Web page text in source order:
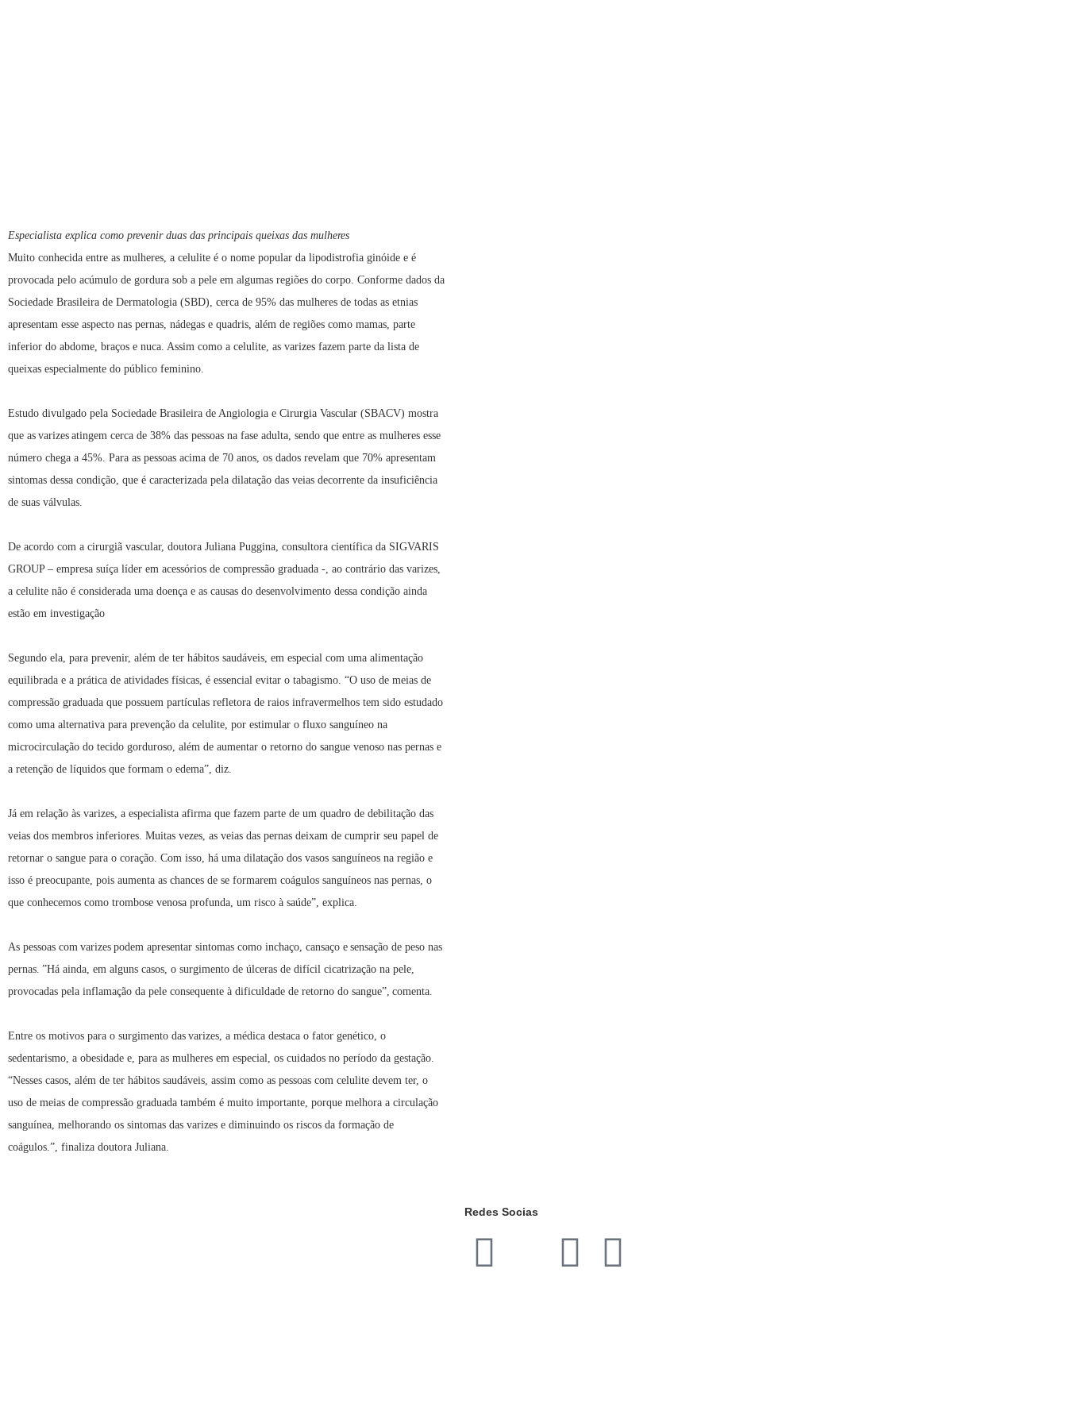
Especialista explica como prevenir duas das principais queixas das mulheres
Muito conhecida entre as mulheres, a celulite é o nome popular da lipodistrofia ginóide e é
provocada pelo acúmulo de gordura sob a pele em algumas regiões do corpo. Conforme dados da
Sociedade Brasileira de Dermatologia (SBD), cerca de 95% das mulheres de todas as etnias
apresentam esse aspecto nas pernas, nádegas e quadris, além de regiões como mamas, parte
inferior do abdome, braços e nuca. Assim como a celulite, as varizes fazem parte da lista de
queixas especialmente do público feminino.
Estudo divulgado pela Sociedade Brasileira de Angiologia e Cirurgia Vascular (SBACV) mostra
que as varizes atingem cerca de 38% das pessoas na fase adulta, sendo que entre as mulheres esse
número chega a 45%. Para as pessoas acima de 70 anos, os dados revelam que 70% apresentam
sintomas dessa condição, que é caracterizada pela dilatação das veias decorrente da insuficiência
de suas válvulas.
De acordo com a cirurgiã vascular, doutora Juliana Puggina, consultora científica da SIGVARIS
GROUP – empresa suíça líder em acessórios de compressão graduada -, ao contrário das varizes,
a celulite não é considerada uma doença e as causas do desenvolvimento dessa condição ainda
estão em investigação
Segundo ela, para prevenir, além de ter hábitos saudáveis, em especial com uma alimentação
equilibrada e a prática de atividades físicas, é essencial evitar o tabagismo. “O uso de meias de
compressão graduada que possuem partículas refletora de raios infravermelhos tem sido estudado
como uma alternativa para prevenção da celulite, por estimular o fluxo sanguíneo na
microcirculação do tecido gorduroso, além de aumentar o retorno do sangue venoso nas pernas e
a retenção de líquidos que formam o edema”, diz.
Já em relação às varizes, a especialista afirma que fazem parte de um quadro de debilitação das
veias dos membros inferiores. Muitas vezes, as veias das pernas deixam de cumprir seu papel de
retornar o sangue para o coração. Com isso, há uma dilatação dos vasos sanguíneos na região e
isso é preocupante, pois aumenta as chances de se formarem coágulos sanguíneos nas pernas, o
que conhecemos como trombose venosa profunda, um risco à saúde”, explica.
As pessoas com varizes podem apresentar sintomas como inchaço, cansaço e sensação de peso nas
pernas. ”Há ainda, em alguns casos, o surgimento de úlceras de difícil cicatrização na pele,
provocadas pela inflamação da pele consequente à dificuldade de retorno do sangue”, comenta.
Entre os motivos para o surgimento das varizes, a médica destaca o fator genético, o
sedentarismo, a obesidade e, para as mulheres em especial, os cuidados no período da gestação.
“Nesses casos, além de ter hábitos saudáveis, assim como as pessoas com celulite devem ter, o
uso de meias de compressão graduada também é muito importante, porque melhora a circulação
sanguínea, melhorando os sintomas das varizes e diminuindo os riscos da formação de
coágulos.”, finaliza doutora Juliana.
Redes Socias